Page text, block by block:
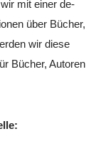
mit einer de-
über Bücher,
wir diese
Bücher, Autoren